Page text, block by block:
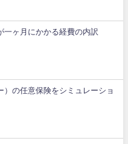
一ヶ月にかかる経費の内訳
）の任意保険をシミュレーショ